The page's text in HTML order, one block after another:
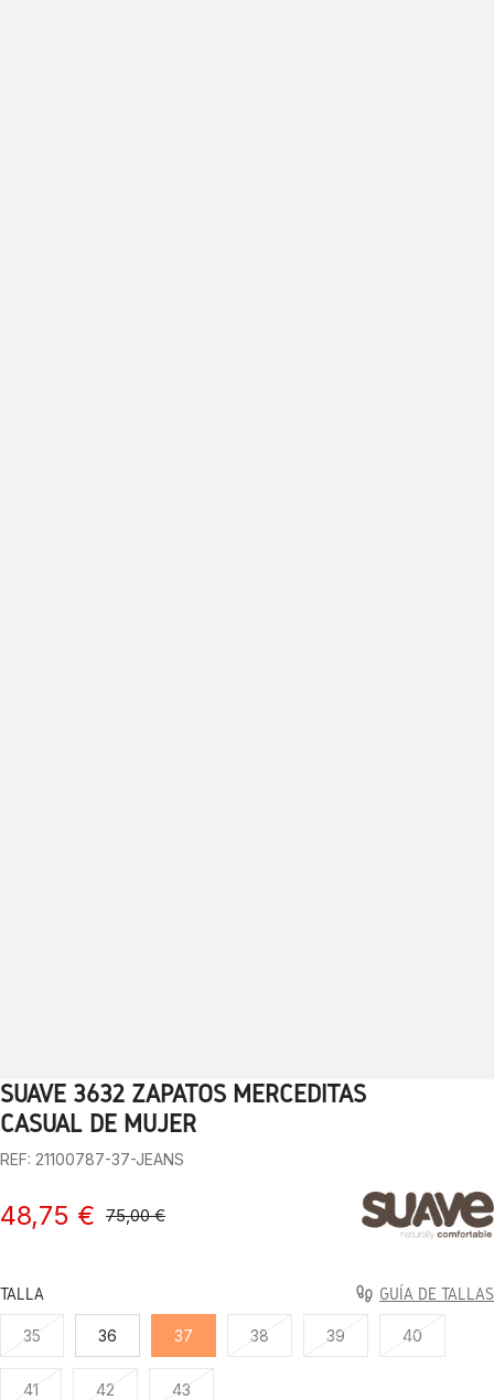
1 2 3 4 5 6 7 8
SUAVE 3632 ZAPATOS MERCEDITAS
CASUAL DE MUJER
REF: 21100787-37-JEANS
48,75 € 75,00 €
TALLA GUÍA DE TALLAS
35 36 37 38 39 40
41 42 43